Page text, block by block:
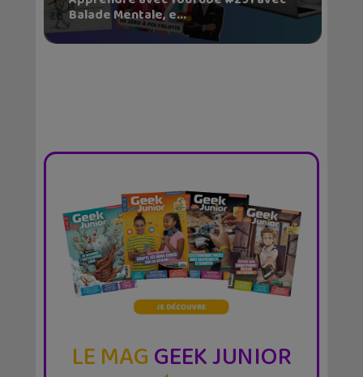
Balade Mentale, e...
LE MAGGEEK JUNIOR